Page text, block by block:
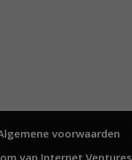
voorwaarden